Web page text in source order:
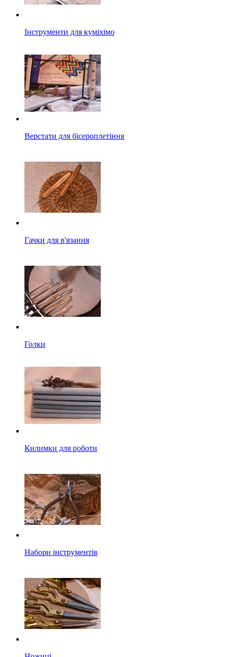
Інструменти для куміхімо
Верстати для бісероплетіння
Гачки для в'язання
Голки
Килимки для роботи
Набори інструментів